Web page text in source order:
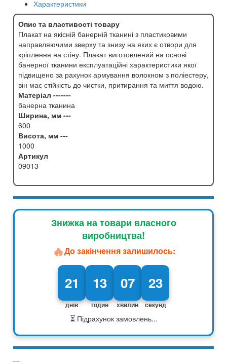
Характеристики
Опис та властивості товару
Плакат на якісній банерній тканині з пластиковими
направляючими зверху та знизу на яких є отвори для
кріплення на стіну. Плакат виготовлений на основі
банерної тканини експлуатаційні характеристики якої
підвищено за рахунок армування волокном з поліестеру,
він має стійкість до чистки, притирання та миття водою.
Матеріал -------
банерна тканина
Ширина, мм ---
600
Висота, мм ---
1000
Артикул
09013
Знижка на товари власного
виробництва!
🔥До закінчення залишилось:
21
днів
13
годин
07
хвилин
22
секунд
⏳ Підрахунок замовлень...